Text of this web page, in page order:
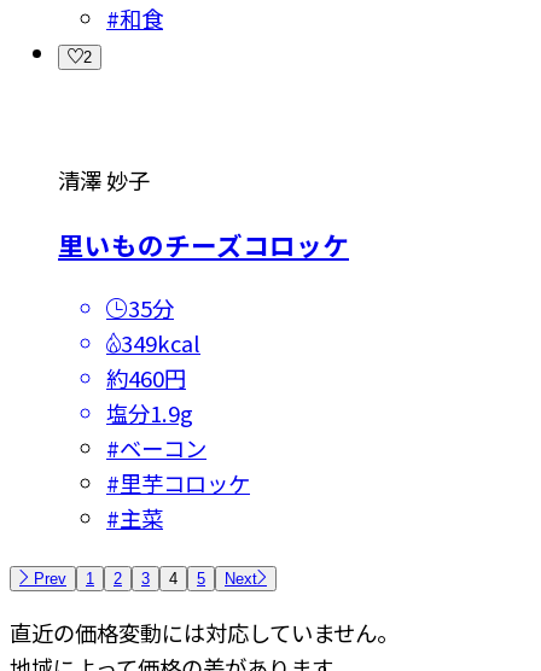
#和食
2
清澤 妙子
里いものチーズコロッケ
35分
349kcal
約460円
塩分1.9g
#ベーコン
#里芋コロッケ
#主菜
Prev 1 2 3 4 5 Next
直近の価格変動には対応していません。